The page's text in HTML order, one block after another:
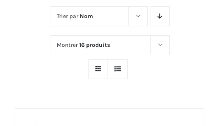
Trier par Nom
Montrer16 produits